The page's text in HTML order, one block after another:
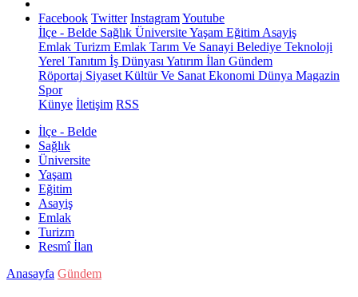
Facebook Twitter InstagramYoutube
İlçe - Belde Sağlık ÜniversiteYaşam Eğitim Asayiş
Emlak Turizm Emlak Tarım Ve Sanayi Belediye Teknoloji
Yerel Tanıtım İş Dünyası Yatırım İlan Gündem
Röportaj Siyaset Kültür Ve Sanat Ekonomi Dünya Magazin
Spor
Künye İletişim RSS
İlçe - Belde
Sağlık
Üniversite
Yaşam
Eğitim
Asayiş
Emlak
Turizm
Resmî İlan
Anasayfa Gündem